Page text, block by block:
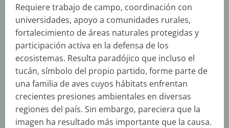
Requiere trabajo de campo, coordinación con
universidades, apoyo a comunidades rurales,
fortalecimiento de áreas naturales protegidas y
participación activa en la defensa de los
ecosistemas. Resulta paradójico que incluso el
tucán, símbolo del propio partido, forme parte de
una familia de aves cuyos hábitats enfrentan
crecientes presiones ambientales en diversas
regiones del país. Sin embargo, pareciera que la
imagen ha resultado más importante que la causa.